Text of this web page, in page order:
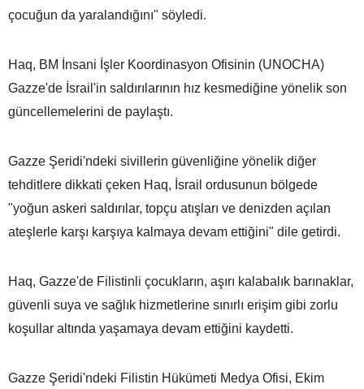
çocuğun da yaralandığını" söyledi.
Haq, BM İnsani İşler Koordinasyon Ofisinin (UNOCHA)
Gazze'de İsrail'in saldırılarının hız kesmediğine yönelik son
güncellemelerini de paylaştı.
Gazze Şeridi'ndeki sivillerin güvenliğine yönelik diğer
tehditlere dikkati çeken Haq, İsrail ordusunun bölgede
"yoğun askeri saldırılar, topçu atışları ve denizden açılan
ateşlerle karşı karşıya kalmaya devam ettiğini" dile getirdi.
Haq, Gazze'de Filistinli çocukların, aşırı kalabalık barınaklar,
güvenli suya ve sağlık hizmetlerine sınırlı erişim gibi zorlu
koşullar altında yaşamaya devam ettiğini kaydetti.
Gazze Şeridi'ndeki Filistin Hükümeti Medya Ofisi, Ekim